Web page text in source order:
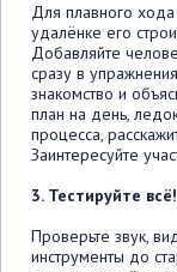
Для плавного
удалёнке его
Добавляйте
сразу в
знакомство и
план на день,
процесса,
Заинтересуйте
3. Тестируйте всё!
Проверьте звук,
инструменты до